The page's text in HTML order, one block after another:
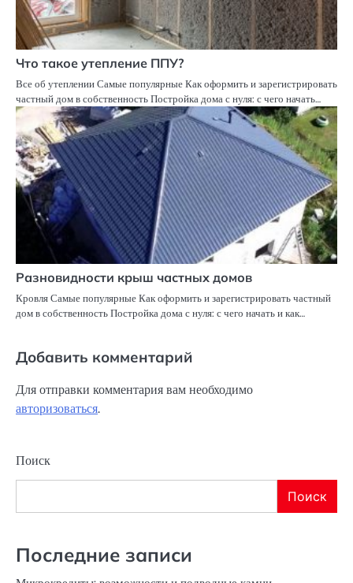
Что такое утепление ППУ?
Все об утеплении Самые популярные Как оформить и зарегистрировать
частный дом в собственность Постройка дома с нуля: с чего начать…
Разновидности крыш частных домов
Кровля Самые популярные Как оформить и зарегистрировать частный
дом в собственность Постройка дома с нуля: с чего начать и как…
Добавить комментарий
Для отправки комментария вам необходимо
авторизоваться.
Поиск
Поиск
Последние записи